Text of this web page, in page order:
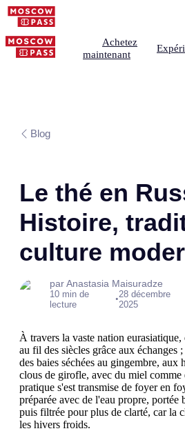
Achetez
maintenant
Blog
Le thé en
Histoire,
culture
par Anastasia Maisuradze
10 min de
lecture
•28 décembre
2025
À travers la vaste nation
au fil des siècles grâce aux échanges
des baies séchées au gingembre, aux
clous de girofle, avec du miel
pratique s'est transmise de foyer en
préparée avec de l'eau propre,
puis filtrée pour plus de clarté, car la
les hivers froids.